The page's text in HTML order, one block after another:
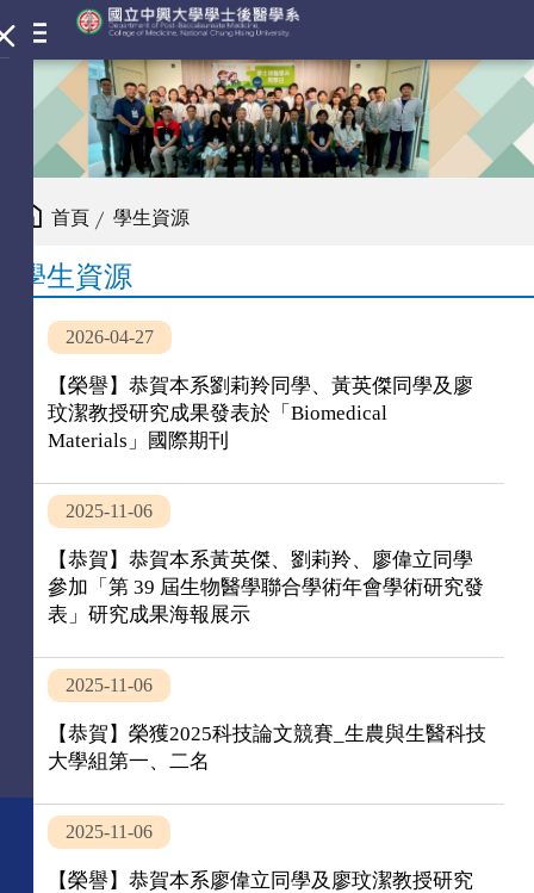
首頁 學生資源
學生資源
2026-04-27
【榮譽】恭賀本系劉莉羚同學、黃英傑同學及廖
玟潔教授研究成果發表於「Biomedical
Materials」國際期刊
2025-11-06
【恭賀】恭賀本系黃英傑、劉莉羚、廖偉立同學
參加「第 39 屆⽣物醫學聯合學術年會學術研究發
表」研究成果海報展示
2025-11-06
【恭賀】榮獲2025科技論文競賽_生農與生醫科技
大學組第一、二名
2025-11-06
【榮譽】恭賀本系廖偉立同學及廖玟潔教授研究